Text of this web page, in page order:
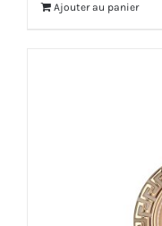
Ajouter au panier